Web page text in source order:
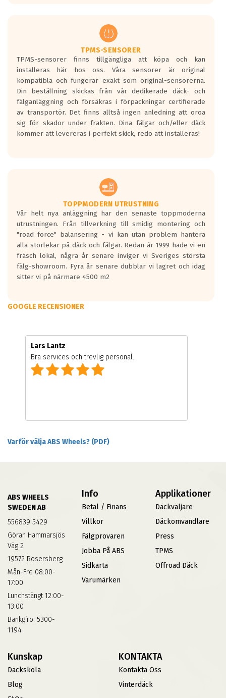
regelverket som introduceras år 2016.
Ett däck med två svarta vågor är redan
godkända för år 2016 nya regelverk.
Ett däck med en svart våg kommer vara
minst tre decibel tystare än det
regelverk som börjar gälla 2016.
TPMS-SENSORER
TPMS-sensorer finns tillgängliga att köpa och kan
installeras här hos oss. Våra sensorer är original
kompatibla och fungerar exakt som original-sensorerna.
Din beställning skickas från vår dedikerade däck- och
fälganläggning och försäkras i förpackningar certifierade
av transportör. Det finns alltså ingen anledning att oroa
sig för skador under frakten. Dina fälgar och/eller däck
kommer att levereras i perfekt skick, redo att installeras!
TOPPMODERN UTRUSTNING
Vår helt nya anläggning har den senaste toppmoderna
utrustningen. Från tillverkning till smidig montering och
"road force" balansering - vi kan utan problem hantera
alla storlekar på däck och fälgar. Redan år 1999 hade vi en
fräsch lokal, några år senare inviger vi Sveriges största
fälg-showroom. Fyra år senare dubblar vi lagret och idag
sitter vi på närmare 4500 m2
GOOGLE RECENSIONER
Lars Lantz
Bra services och trevlig personal.
Varför välja ABS Wheels? (PDF)
ABS WHEELS
SWEDEN AB
556839 5429
Göran Hammarsjös
Väg 2
19572 Rosersberg
Mån-Fre 08:00-
17:00
Lunchstängt 12:00-
13:00
Bankgiro: 5300-
1194
Info
Betal / Finans
Villkor
Fälgprovaren
Jobba På ABS
Sidkarta
Varumärken
Applikationer
Däckväljare
Däckomvandlare
Press
TPMS
Offroad Däck
Kunskap
Däckskola
Blog
KONTAKTA
Kontakta Oss
Vinterdäck